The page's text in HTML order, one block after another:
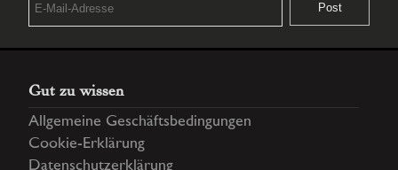
Gut zu wissen
Allgemeine Geschäftsbedingungen
Cookie-Erklärung
Datenschutzerklärung